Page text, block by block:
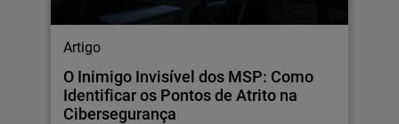
Artigo
O Inimigo Invisível dos MSP: Como
Identificar os Pontos de Atrito na
Cibersegurança